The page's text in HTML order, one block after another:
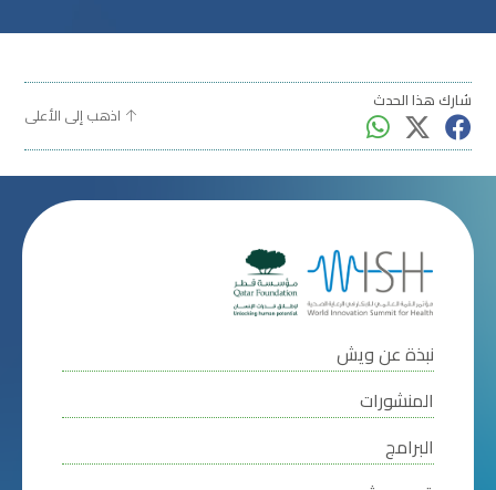
شارك هذا الحدث
اذهب إلى الأعلى
نبذة عن ويش
المنشورات
البرامج